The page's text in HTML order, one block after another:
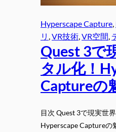
Hyperscape Capture
リ VR技術 VR空間
Quest 3で
タル化！
Captureの
目次 Quest 3で現実世
Hyperscape Captureの